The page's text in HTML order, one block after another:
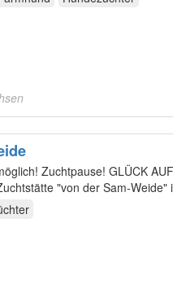
! Border Collie Zuchtstätte (VDH) Unsere
"von der Sam-